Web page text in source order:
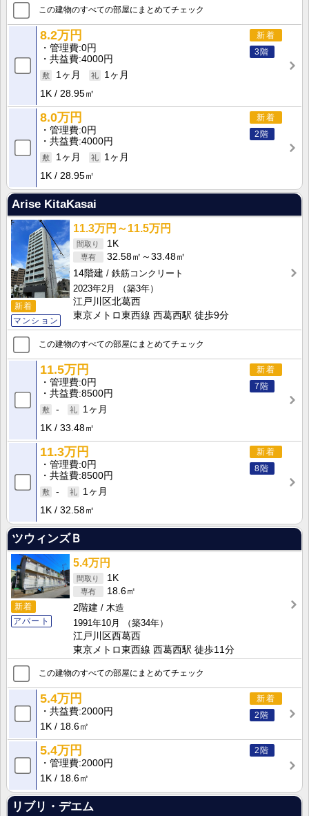
この建物のすべての部屋にまとめてチェック
新着
3階
8.2万円
管理費 0円
共益費 4000円
1ヶ月
1ヶ月
1K
28.95㎡
新着
2階
8.0万円
管理費 0円
共益費 4000円
1ヶ月
1ヶ月
1K
28.95㎡
Arise KitaKasai
新着
マンション
11.3万円～11.5万円
1K
32.58㎡～33.48㎡
14階建
鉄筋コンクリート
2023年2月
（築3年）
江戸川区北葛西
東京メトロ東西線 西葛西駅 徒歩9分
この建物のすべての部屋にまとめてチェック
新着
7階
11.5万円
管理費 0円
共益費 8500円
-
1ヶ月
1K
33.48㎡
新着
8階
11.3万円
管理費 0円
共益費 8500円
-
1ヶ月
1K
32.58㎡
ツウィンズＢ
新着
アパート
5.4万円
1K
18.6㎡
2階建
木造
1991年10月
（築34年）
江戸川区西葛西
東京メトロ東西線 西葛西駅 徒歩11分
この建物のすべての部屋にまとめてチェック
新着
2階
5.4万円
共益費 2000円
1K
18.6㎡
2階
5.4万円
管理費 2000円
1K
18.6㎡
リブリ・デエム